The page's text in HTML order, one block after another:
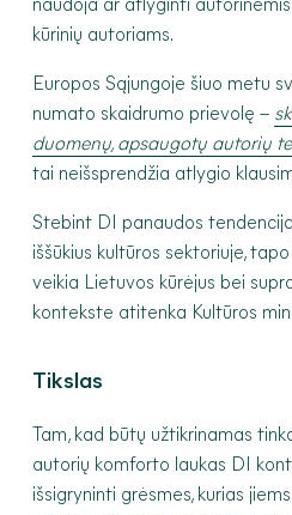
naudoja ar atlyginti
kūrinių autoriams.
Europos Sąjungoje šiuo metu
numato skaidrumo prievolę –
duomenų, apsaugotų autorių
tai neišsprendžia atlygio
Stebint DI panaudos
iššūkius kultūros sektoriuje,
veikia Lietuvos kūrėjus bei
kontekste atitenka Kultūros
Tikslas
Tam, kad būtų užtikrinamas
autorių komforto laukas DI
išsigryninti grėsmes, kurias